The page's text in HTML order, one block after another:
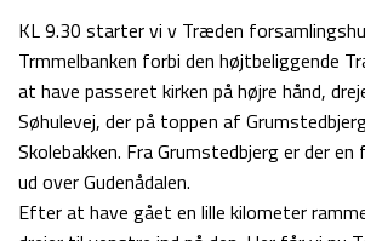
KL 9.30 starter vi v Træden
Trmmelbanken forbi den højtbeliggende
at have passeret kirken på højre hånd,
Søhulevej, der på toppen af
Skolebakken. Fra Grumstedbjerg er der
ud over Gudenådalen.
Efter at have gået en lille kilometer